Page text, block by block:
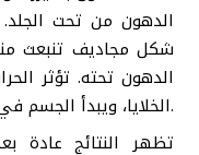
الدهون من تحت
شكل مجاديف تنبعث
الدهون تحته. تؤثر
الخلايا، ويبدأ الجسم في امتصاصها.